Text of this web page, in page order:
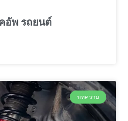
อัพ รถยนต์
บทความ